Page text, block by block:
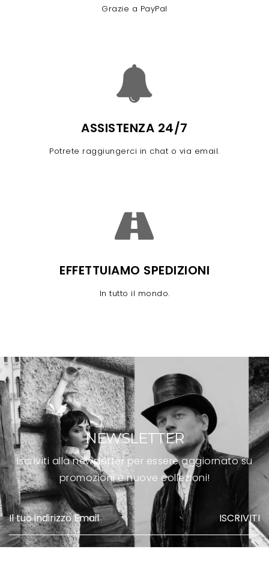
Grazie a PayPal
ASSISTENZA 24/7
Potrete raggiungerci in chat o via email.
EFFETTUIAMO SPEDIZIONI
In tutto il mondo.
NEWSLETTER
Iscriviti alla newsletter per essere aggiornato su
promozioni e nuove collezioni!
ISCRIVITI